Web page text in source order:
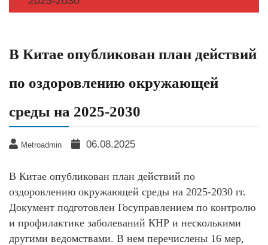
В Китае опубликован план действий
по оздоровлению окружающей
среды на 2025-2030
Metroadmin 06.08.2025
В Китае опубликован план действий по
оздоровлению окружающей среды на 2025-2030 гг.
Документ подготовлен Госуправлением по контролю
и профилактике заболеваний КНР и несколькими
другими ведомствами. В нем перечислены 16 мер,